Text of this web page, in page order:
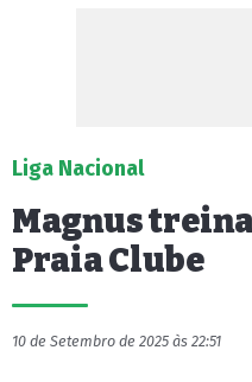
Liga Nacional
Magnus
Praia Clube
10 de Setembro de 2025 às 22:51